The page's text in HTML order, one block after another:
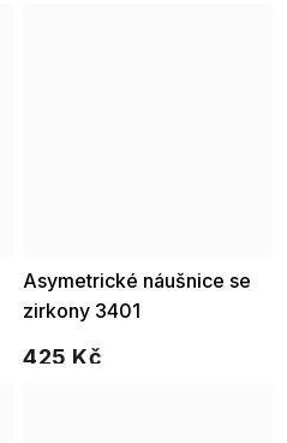
Asymetrické náušnice se
zirkony 3401
425 Kč